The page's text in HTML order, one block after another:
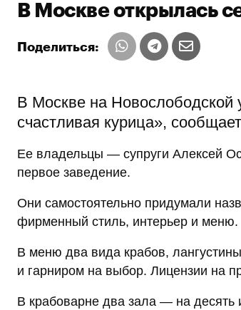
В Москве открылась
Поделиться:
В Москве на Новослободской
счастливая курица»,
Ее владельцы — супруги Алексей
первое заведение.
Они самостоятельно придумали
фирменный стиль, интерьер и меню.
В меню два вида крабов,
и гарниром на выбор. Лицензии на
В крабоварне два зала — на десять